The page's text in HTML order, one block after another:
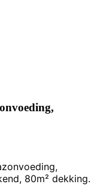
80m² dekking.